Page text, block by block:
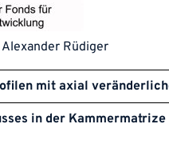
Rüdiger
mit axial
in der Kammermatrize